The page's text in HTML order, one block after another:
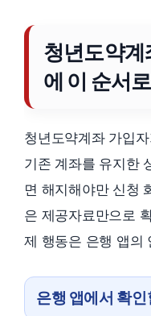
청년도약계
에 이 순서
청년도약계좌 가입
기존 계좌를 유지한
면 해지해야만 신청
은 제공자료만으로
제 행동은 은행 앱의
은행 앱에서 확인